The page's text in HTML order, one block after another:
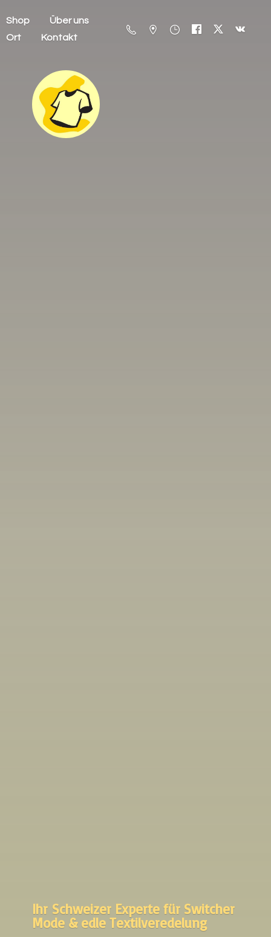
Shop
Über uns
Ort
Kontakt
Ihr Schweizer Experte für Switcher
Mode & edle Textilveredelung